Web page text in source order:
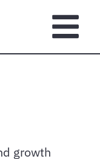
growth